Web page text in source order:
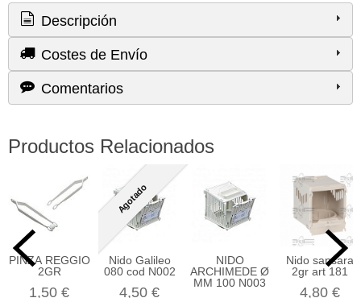
Descripción
Costes de Envío
Comentarios
Productos Relacionados
PINZA REGGIO
2GR
1,50 €
Agotado
Nido Galileo
080 cod N002
4,50 €
NIDO
ARCHIMEDE Ø
MM 100 N003
Nido sansara
2gr art 181
4,80 €